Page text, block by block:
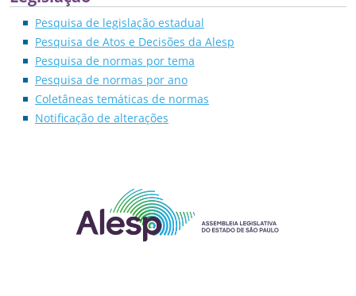
Pesquisa de legislação estadual
Pesquisa de Atos e Decisões da Alesp
Pesquisa de normas por tema
Pesquisa de normas por ano
Coletâneas temáticas de normas
Notificação de alterações